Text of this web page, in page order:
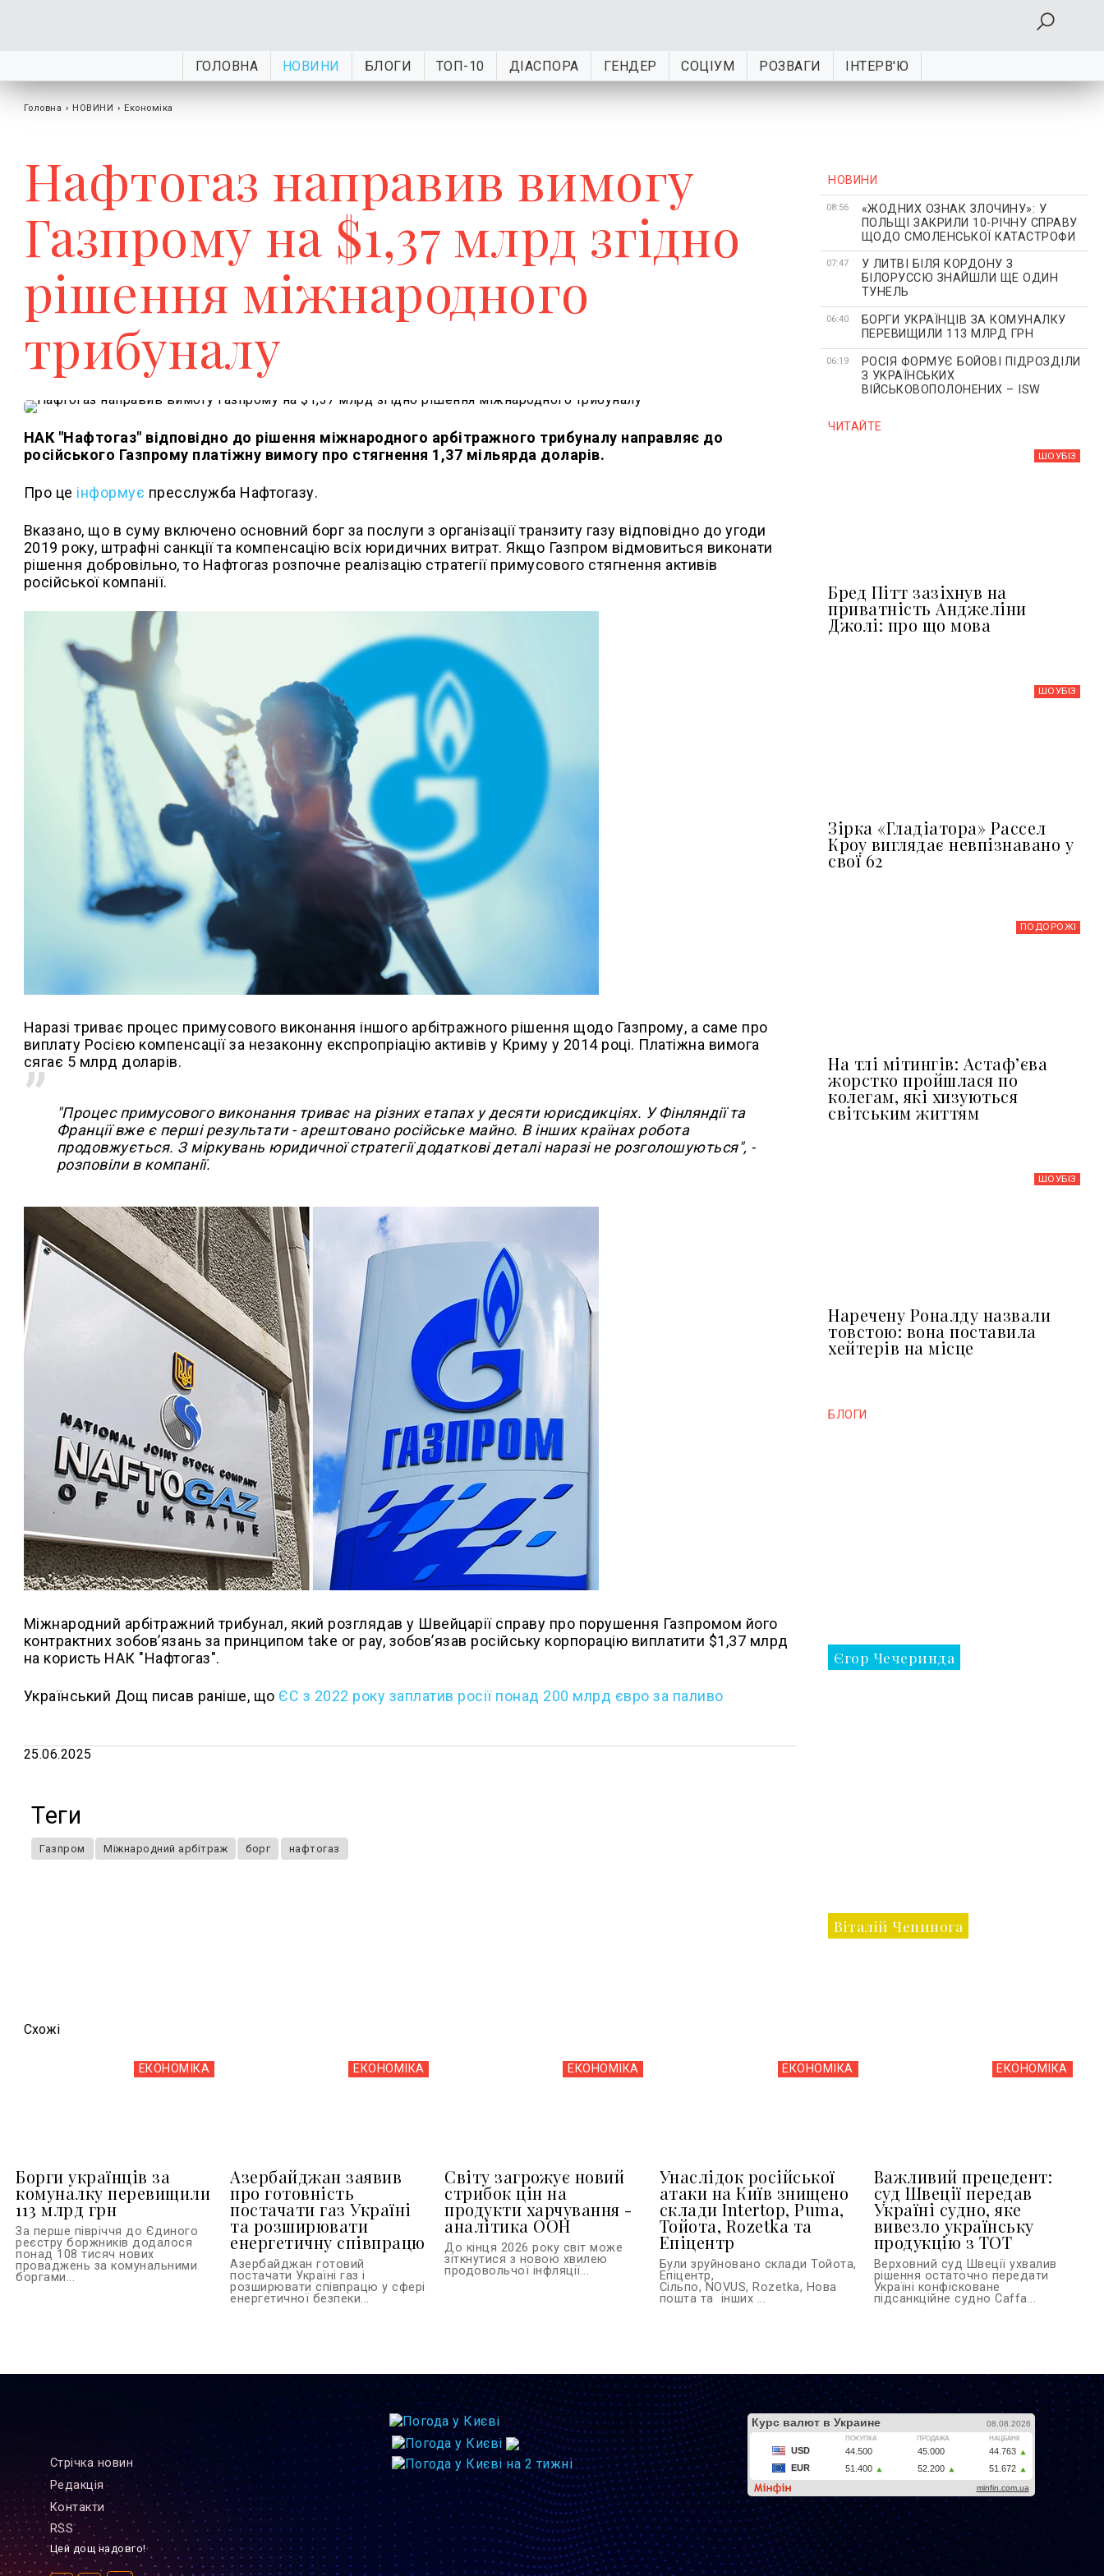
ГОЛОВНА НОВИНИ БЛОГИ ТОП-10 ДІАСПОРА ГЕНДЕР СОЦІУМ РОЗВАГИ ІНТЕРВ'Ю
Головна › НОВИНИ › Економіка
Нафтогаз направив вимогу
Газпрому на $1,37 млрд згідно
рішення міжнародного
трибуналу
НАК "Нафтогаз" відповідно до рішення міжнародного арбітражного трибуналу направляє до
російського Газпрому платіжну вимогу про стягнення 1,37 мільярда доларів.
Про це інформує пресслужба Нафтогазу.
Вказано, що в суму включено основний борг за послуги з організації транзиту газу відповідно до угоди
2019 року, штрафні санкції та компенсацію всіх юридичних витрат. Якщо Газпром відмовиться виконати
рішення добровільно, то Нафтогаз розпочне реалізацію стратегії примусового стягнення активів
російської компанії.
Наразі триває процес примусового виконання іншого арбітражного рішення щодо Газпрому, а саме про
виплату Росією компенсації за незаконну експропріацію активів у Криму у 2014 році. Платіжна вимога
сягає 5 млрд доларів.
"Процес примусового виконання триває на різних етапах у десяти юрисдикціях. У Фінляндії та
Франції вже є перші результати - арештовано російське майно. В інших країнах робота
продовжується. З міркувань юридичної стратегії додаткові деталі наразі не розголошуються", -
розповіли в компанії.
Міжнародний арбітражний трибунал, який розглядав у Швейцарії справу про порушення Газпромом його
контрактних зобов’язань за принципом take or pay, зобов’язав російську корпорацію виплатити $1,37 млрд
на користь НАК "Нафтогаз".
Український Дощ писав раніше, що ЄС з 2022 року заплатив росії понад 200 млрд євро за паливо
25.06.2025
Теги
Газпром Міжнародний арбітраж борг нафтогаз
НОВИНИ
08:56
«ЖОДНИХ ОЗНАК ЗЛОЧИНУ»: У
ПОЛЬЩІ ЗАКРИЛИ 10-РІЧНУ СПРАВУ
ЩОДО СМОЛЕНСЬКОЇ КАТАСТРОФИ
07:47
У ЛИТВІ БІЛЯ КОРДОНУ З
БІЛОРУССЮ ЗНАЙШЛИ ЩЕ ОДИН
ТУНЕЛЬ
06:40
БОРГИ УКРАЇНЦІВ ЗА КОМУНАЛКУ
ПЕРЕВИЩИЛИ 113 МЛРД ГРН
06:19
РОСІЯ ФОРМУЄ БОЙОВІ ПІДРОЗДІЛИ
З УКРАЇНСЬКИХ
ВІЙСЬКОВОПОЛОНЕНИХ – ISW
ЧИТАЙТЕ
ШОУБIЗ
Бред Пітт зазіхнув на
приватність Анджеліни
Джолі: про що мова
ШОУБIЗ
Зірка «Гладіатора» Рассел
Кроу виглядає невпізнавано у
свої 62
ПОДОРОЖІ
На тлі мітингів: Астафʼєва
жорстко пройшлася по
колегам, які хизуються
світським життям
ШОУБIЗ
Наречену Роналду назвали
товстою: вона поставила
хейтерів на місце
БЛОГИ
Єгор Чечеринда
Віталій Чепинога
Схожi
ЕКОНОМІКА
Борги українців за
комуналку перевищили
113 млрд грн
За перше півріччя до Єдиного
реєстру боржників додалося
понад 108 тисяч нових
проваджень за комунальними
боргами...
ЕКОНОМІКА
Азербайджан заявив
про готовність
постачати газ Україні
та розширювати
енергетичну співпрацю
Азербайджан готовий
постачати Україні газ і
розширювати співпрацю у сфері
енергетичної безпеки...
ЕКОНОМІКА
Світу загрожує новий
стрибок цін на
продукти харчування -
аналітика ООН
До кінця 2026 року світ може
зіткнутися з новою хвилею
продовольчої інфляції...
ЕКОНОМІКА
Унаслідок російської
атаки на Київ знищено
склади Intertop, Puma,
Тойота, Rozetka та
Епіцентр
Були зруйновано склади Тойота,
Епіцентр,
Сільпо, NOVUS, Rozetka, Нова
пошта та інших ...
ЕКОНОМІКА
Важливий прецедент:
суд Швеції передав
Україні судно, яке
вивезло українську
продукцію з ТОТ
Верховний суд Швеції ухвалив
рішення остаточно передати
Україні конфісковане
підсанкційне судно Caffa...
Стрiчка новин
Редакцiя
Контакти
RSS
Цей дощ надовго!